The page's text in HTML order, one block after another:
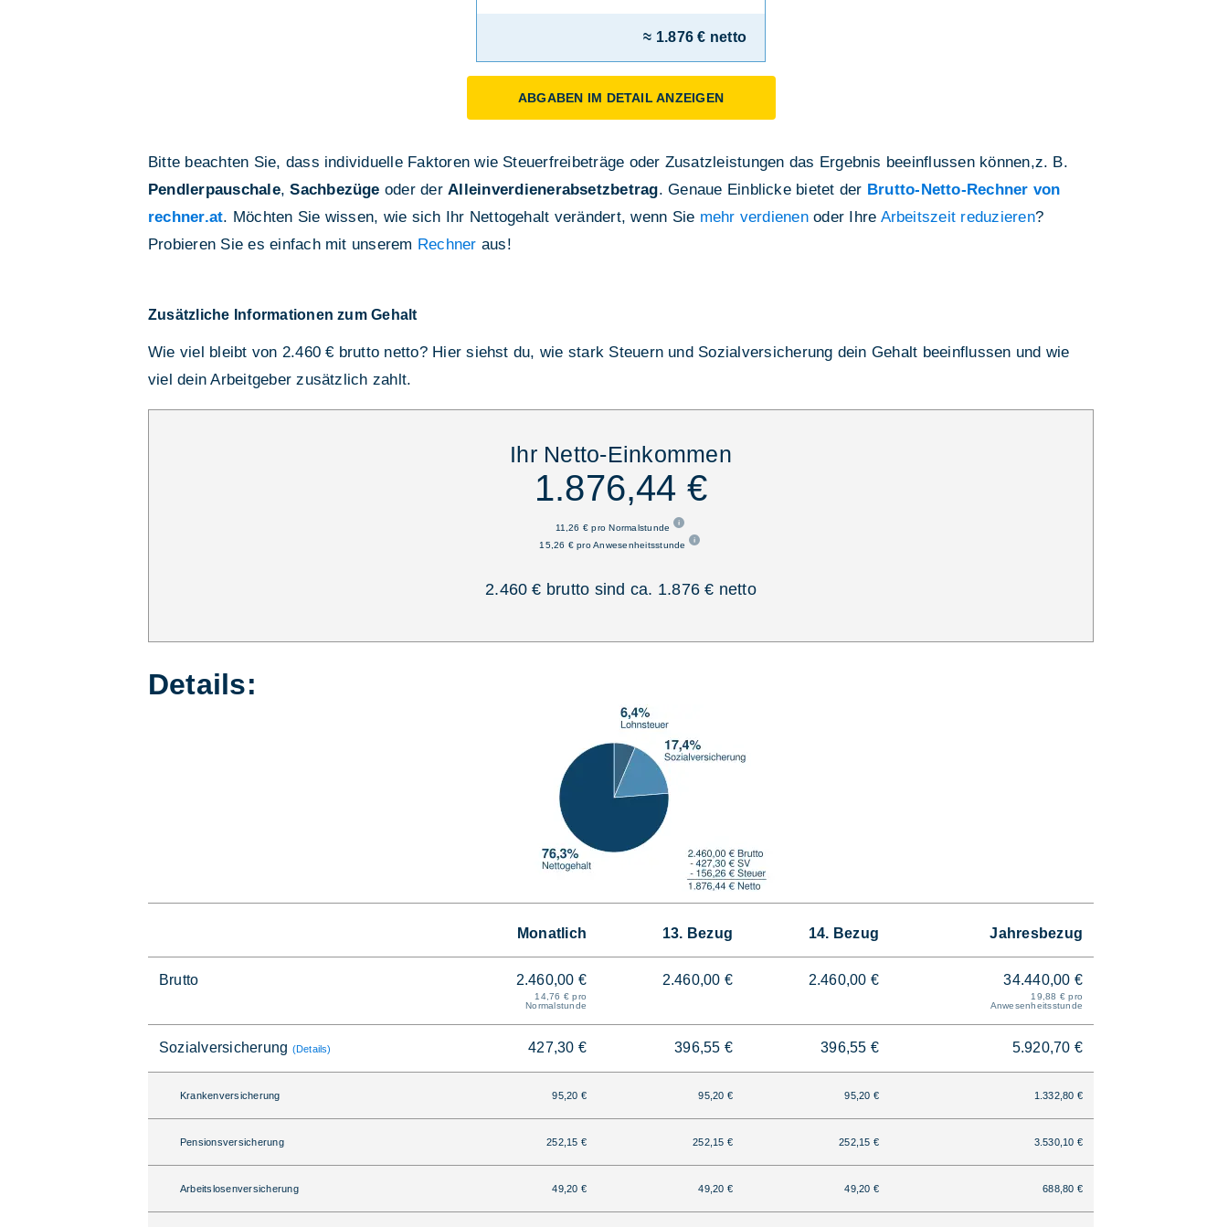
≈ 1.876 € netto
ABGABEN IM DETAIL ANZEIGEN
Bitte beachten Sie, dass individuelle Faktoren wie Steuerfreibeträge oder Zusatzleistungen das Ergebnis beeinflussen können,z. B.
Pendlerpauschale,Sachbezüge oder der Alleinverdienerabsetzbetrag. Genaue Einblicke bietet der Brutto-Netto-Rechner von
rechner.at. Möchten Sie wissen, wie sich Ihr Nettogehalt verändert, wenn Sie mehr verdienenoder Ihre Arbeitszeit reduzieren?
Probieren Sie es einfach mit unserem Rechner aus!
Zusätzliche Informationen zum Gehalt
Wie viel bleibt von 2.460 € brutto netto? Hier siehst du, wie stark Steuern und Sozialversicherung dein Gehalt beeinflussen und wie
viel dein Arbeitgeber zusätzlich zahlt.
Ihr Netto-Einkommen
1.876,44 €
11,26 € pro Normalstunde
15,26 € pro Anwesenheitsstunde
2.460 € brutto sind ca. 1.876 € netto
Details:
Monatlich 13. Bezug 14. Bezug Jahresbezug
Brutto 2.460,00 €
14,76 € pro
Normalstunde
2.460,00 € 2.460,00 € 34.440,00 €
19,88 € pro
Anwesenheitsstunde
Sozialversicherung (Details) 427,30 € 396,55 € 396,55 € 5.920,70 €
Krankenversicherung 95,20 € 95,20 € 95,20 € 1.332,80 €
Pensionsversicherung 252,15 € 252,15 € 252,15 € 3.530,10 €
Arbeitslosenversicherung 49,20 € 49,20 € 49,20 € 688,80 €